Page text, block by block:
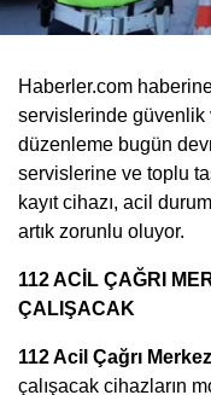
Haberler.com
servislerinde güvenlik
düzenleme bugün
servislerine ve toplu
kayıt cihazı, acil
artık zorunlu oluyor.
112 ACİL ÇAĞRI
ÇALIŞACAK
112 Acil Çağrı
çalışacak cihazların